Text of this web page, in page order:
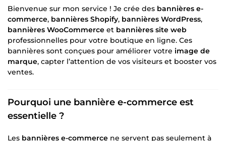
Bienvenue sur mon service ! Je crée des bannières e-
commerce, bannières Shopify, bannières WordPress,
bannières WooCommerce et bannières site web
professionnelles pour votre boutique en ligne. Ces
bannières sont conçues pour améliorer votre image de
marque, capter l’attention de vos visiteurs et booster vos
ventes.
Pourquoi une bannière e-commerce est
essentielle ?
Les bannières e-commerce ne servent pas seulement à